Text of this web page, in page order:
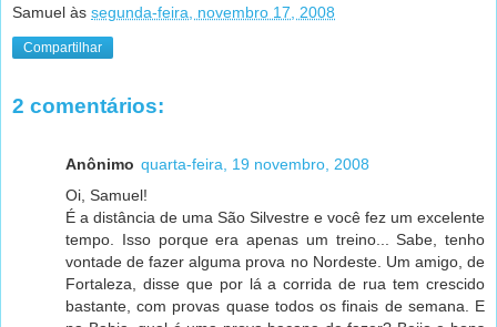
Samuel às segunda-feira, novembro 17, 2008
Compartilhar
2 comentários:
Anônimo quarta-feira, 19 novembro, 2008
Oi, Samuel!
É a distância de uma São Silvestre e você fez um excelente
tempo. Isso porque era apenas um treino... Sabe, tenho
vontade de fazer alguma prova no Nordeste. Um amigo, de
Fortaleza, disse que por lá a corrida de rua tem crescido
bastante, com provas quase todos os finais de semana. E